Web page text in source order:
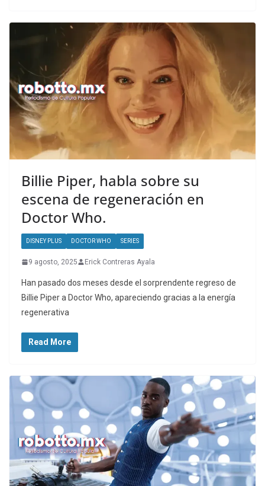
Billie Piper, habla sobre su
escena de regeneración en
Doctor Who.
DISNEY PLUS DOCTOR WHO SERIES
9 agosto, 2025 Erick Contreras Ayala
Han pasado dos meses desde el sorprendente regreso de
Billie Piper a Doctor Who, apareciendo gracias a la energía
regenerativa
Read More